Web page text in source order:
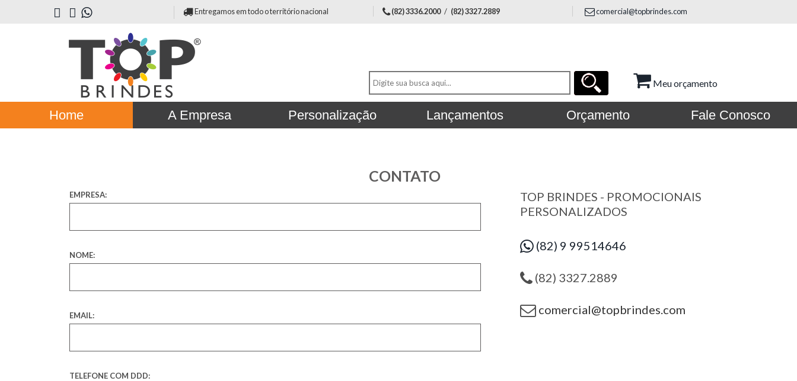
Entregamos em todo o território nacional (82) 3336.2000/ (82) 3327.2889 comercial@topbrindes.com
Meu orçamento
Home A Empresa Personalização Lançamentos Orçamento Fale Conosco
CONTATO
EMPRESA:
NOME:
EMAIL:
TELEFONE COM DDD:
TOP BRINDES - PROMOCIONAIS
PERSONALIZADOS
(82) 9 99514646
(82) 3327.2889
comercial@topbrindes.com